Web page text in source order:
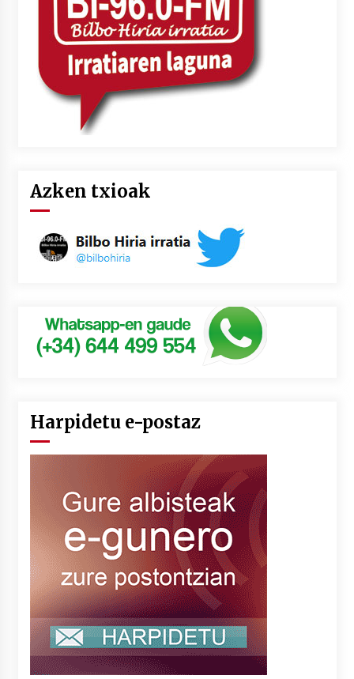
MUSIBLA #297: Bide, Boards Of Canada, Somak,
Tiga, Twisted Teens, Underscores, Habia
2026/07/02
Azken txioak
Harpidetu e-postaz